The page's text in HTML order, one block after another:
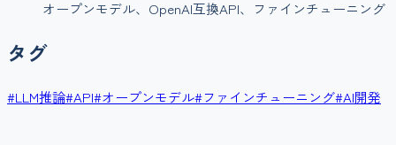
オープンモデル、OpenAI互換API、ファインチューニング
タグ
#LLM推論#API#オープンモデル#ファインチューニング#AI開発